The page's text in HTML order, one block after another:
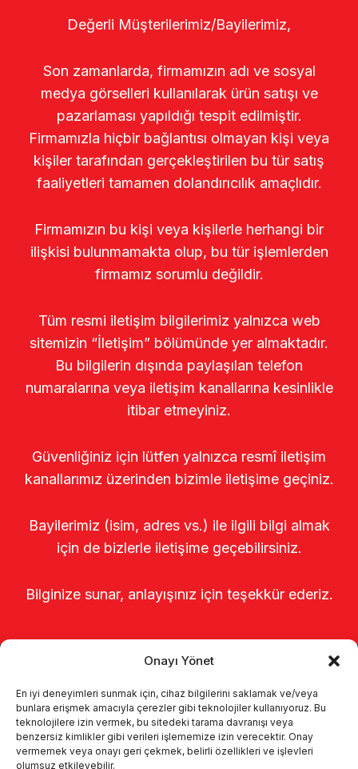
Onayı Yönet
En iyi deneyimleri sunmak için, cihaz bilgilerini saklamak ve/veya
bunlara erişmek amacıyla çerezler gibi teknolojiler kullanıyoruz. Bu
teknolojilere izin vermek, bu sitedeki tarama davranışı veya
benzersiz kimlikler gibi verileri işlememize izin verecektir. Onay
vermemek veya onayı geri çekmek, belirli özellikleri ve işlevleri
olumsuz etkileyebilir.
Değerli Müşterilerimiz/Bayilerimiz,
Son zamanlarda, firmamızın adı ve sosyal
medya görselleri kullanılarak ürün satışı ve
pazarlaması yapıldığı tespit edilmiştir.
Firmamızla hiçbir bağlantısı olmayan kişi veya
kişiler tarafından gerçekleştirilen bu tür satış
faaliyetleri tamamen dolandırıcılık amaçlıdır.
Firmamızın bu kişi veya kişilerle herhangi bir
ilişkisi bulunmamakta olup, bu tür işlemlerden
firmamız sorumlu değildir.
Tüm resmi iletişim bilgilerimiz yalnızca web
sitemizin “İletişim” bölümünde yer almaktadır.
Bu bilgilerin dışında paylaşılan telefon
numaralarına veya iletişim kanallarına kesinlikle
itibar etmeyiniz.
Güvenliğiniz için lütfen yalnızca resmî iletişim
kanallarımız üzerinden bizimle iletişime geçiniz.
Bayilerimiz (isim, adres vs.) ile ilgili bilgi almak
için de bizlerle iletişime geçebilirsiniz.
Bilginize sunar, anlayışınız için teşekkür ederiz.
Главная о нас Продукты